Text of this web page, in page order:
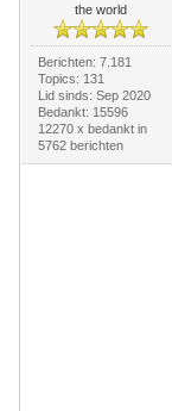
the world
Berichten: 7.181
Topics: 131
Lid sinds: Sep 2020
Bedankt: 15596
12270 x bedankt in
5762 berichten